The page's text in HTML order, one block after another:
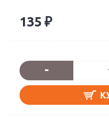
135 ₽
-